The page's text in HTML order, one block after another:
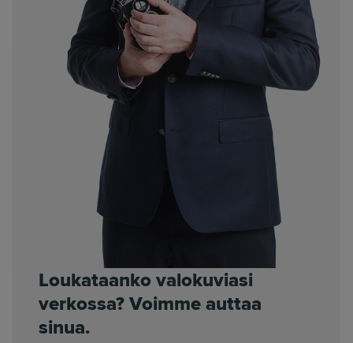
Loukataanko valokuviasi
verkossa? Voimme auttaa
sinua.